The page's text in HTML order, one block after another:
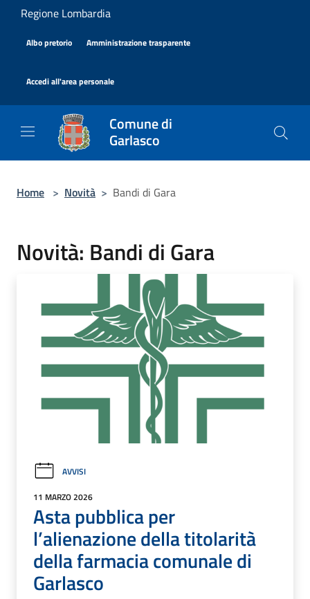
Salta al contenuto principale
Regione Lombardia
Albo pretorio Amministrazione trasparente
Accedi all'area personale
Comune di
Garlasco
Home > Novità > Bandi di Gara
Novità: Bandi di Gara
AVVISI
11 MARZO 2026
Asta pubblica per
l’alienazione della titolarità
della farmacia comunale di
Garlasco